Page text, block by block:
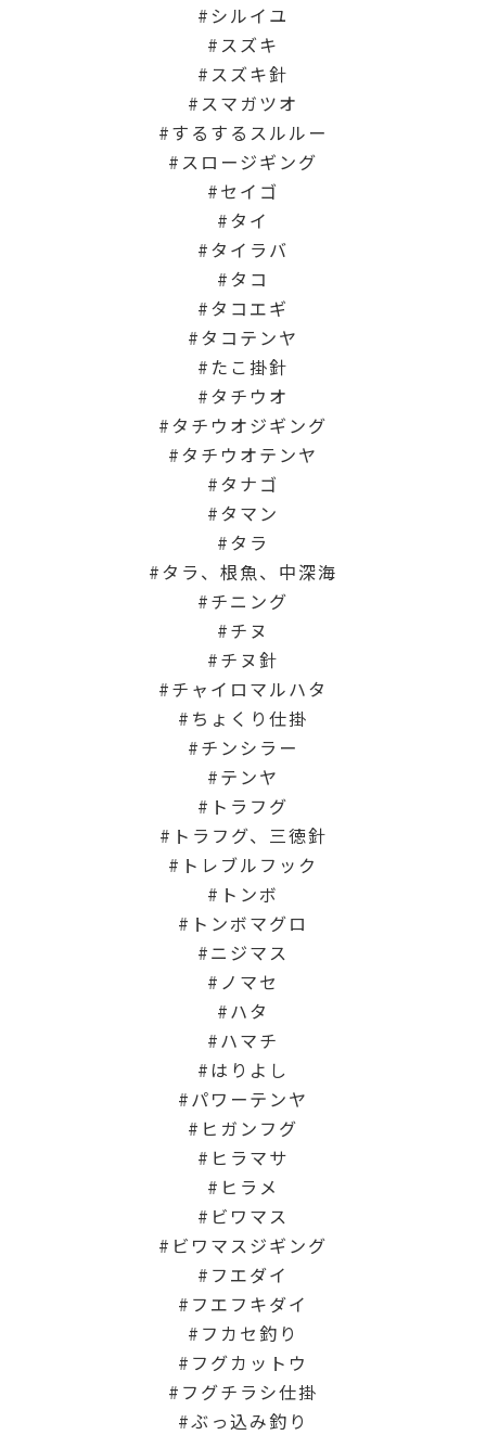
シルイユ
スズキ
スズキ針
スマガツオ
するするスルルー
スロージギング
セイゴ
タイ
タイラバ
タコ
タコエギ
タコテンヤ
たこ掛針
タチウオ
タチウオジギング
タチウオテンヤ
タナゴ
タマン
タラ
タラ、根魚、中深海
チニング
チヌ
チヌ針
チャイロマルハタ
ちょくり仕掛
チンシラー
テンヤ
トラフグ
トラフグ、三徳針
トレブルフック
トンボ
トンボマグロ
ニジマス
ノマセ
ハタ
ハマチ
はりよし
パワーテンヤ
ヒガンフグ
ヒラマサ
ヒラメ
ビワマス
ビワマスジギング
フエダイ
フエフキダイ
フカセ釣り
フグカットウ
フグチラシ仕掛
ぶっ込み釣り